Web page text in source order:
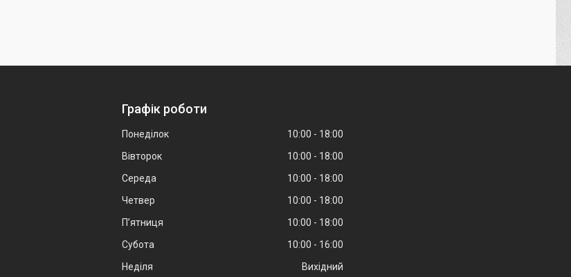
Графік роботи
Понеділок 10:00
18:00
Вівторок
10:00
18:00
Середа
10:00
18:00
Четвер
10:00
18:00
Пʼятниця
10:00
18:00
Субота
10:00
16:00
Неділя
Вихідний